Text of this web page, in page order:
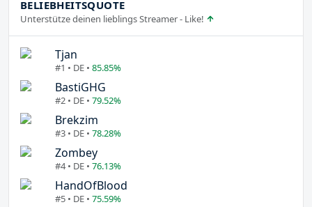
BELIEBHEITSQUOTE
Unterstütze deinen lieblings Streamer - Like!
Tjan
#1 • DE • 85.85%
BastiGHG
#2 • DE • 79.52%
Brekzim
#3 • DE • 78.28%
Zombey
#4 • DE • 76.13%
HandOfBlood
#5 • DE • 75.59%